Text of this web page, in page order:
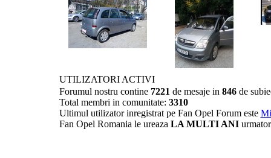
UTILIZATORI ACTIVI
Forumul nostru contine 7221 de mesaje in 846de
Total membri in comunitate: 3310
Ultimul utilizator inregistrat pe Fan Opel Forum este
Fan Opel Romania le ureaza LA MULTI ANI